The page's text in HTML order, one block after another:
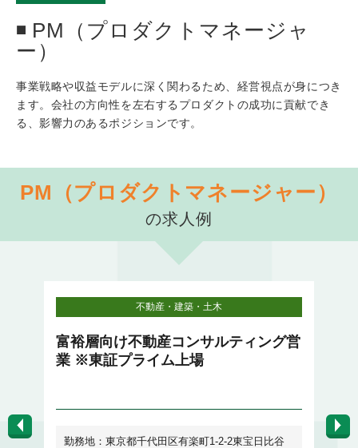
PM（プロダクトマネージャ
ー）
事業戦略や収益モデルに深く関わるため、経営視点が身につき
ます。会社の方向性を左右するプロダクトの成功に貢献でき
る、影響力のあるポジションです。
PM（プロダクトマネージャー）
の求人例
不動産・建築・土木
富裕層向け不動産コンサルティング営
業 ※東証プライム上場
勤務地：東京都千代田区有楽町1-2-2東宝日比谷